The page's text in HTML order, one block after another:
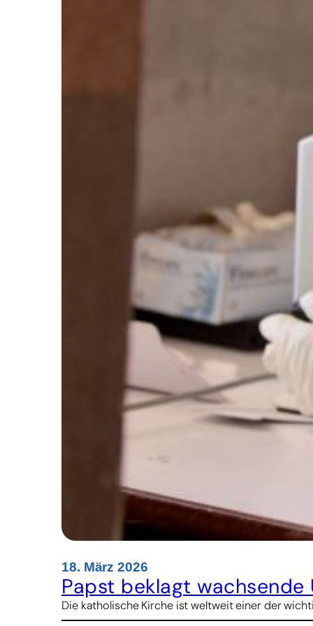
18. März 2026
Papst beklagt
Die katholische Kirche ist weltweit einer der